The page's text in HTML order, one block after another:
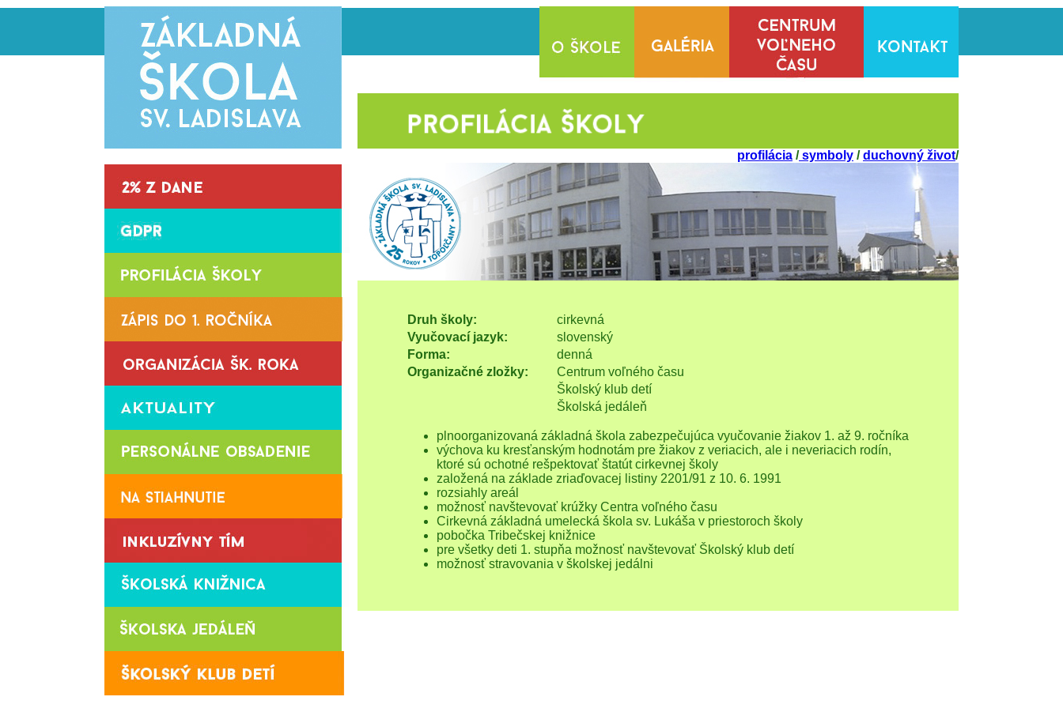
profilácia /symboly /duchovný život/
Druh školy:
cirkevná
Vyučovací jazyk:
slovenský
Forma:
denná
Organizačné zložky:
Centrum voľného času
Školský klub detí
Školská jedáleň
plnoorganizovaná základná škola zabezpečujúca vyučovanie žiakov 1. až 9. ročníka
výchova ku kresťanským hodnotám pre žiakov z veriacich, ale i neveriacich rodín,
ktoré sú ochotné rešpektovať štatút cirkevnej školy
založená na základe zriaďovacej listiny 2201/91 z 10. 6. 1991
rozsiahly areál
možnosť navštevovať krúžky Centra voľného času
Cirkevná základná umelecká škola sv. Lukáša v priestoroch školy
pobočka Tribečskej knižnice
pre všetky deti 1. stupňa možnosť navštevovať Školský klub detí
možnosť stravovania v školskej jedálni